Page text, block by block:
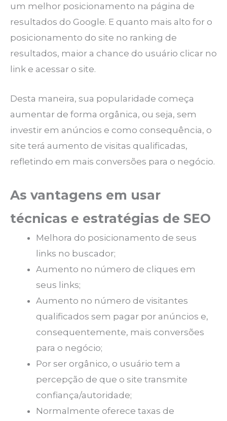
um melhor posicionamento na página de
resultados do Google. E quanto mais alto for o
posicionamento do site no ranking de
resultados, maior a chance do usuário clicar no
link e acessar o site.
Desta maneira, sua popularidade começa
aumentar de forma orgânica, ou seja, sem
investir em anúncios e como consequência, o
site terá aumento de visitas qualificadas,
refletindo em mais conversões para o negócio.
As vantagens em usar
técnicas e estratégias de SEO
Melhora do posicionamento de seus
links no buscador;
Aumento no número de cliques em
seus links;
Aumento no número de visitantes
qualificados sem pagar por anúncios e,
consequentemente, mais conversões
para o negócio;
Por ser orgânico, o usuário tem a
percepção de que o site transmite
confiança/autoridade;
Normalmente oferece taxas de